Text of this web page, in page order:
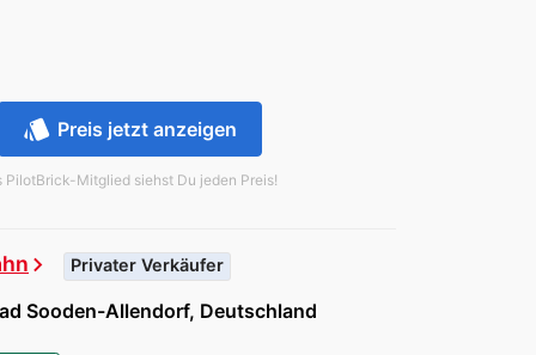
style Preis jetzt anzeigen
PilotBrick-Mitglied siehst Du jeden Preis!
chevron_right Privater Verkäufer
Sooden-Allendorf, Deutschland